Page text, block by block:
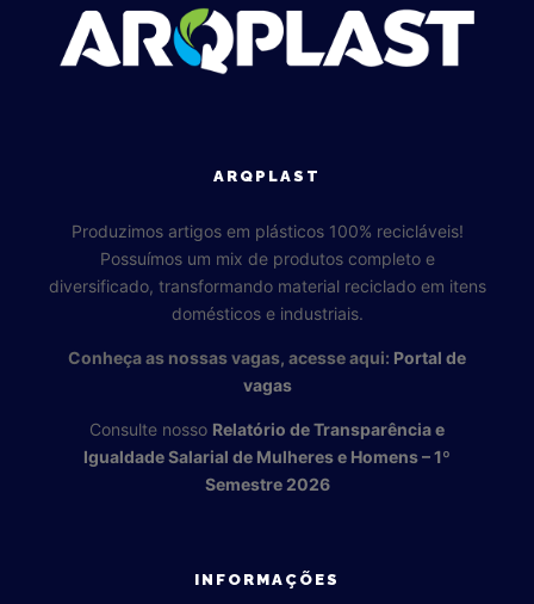
ARQPLAST
Produzimos artigos em plásticos 100% recicláveis!
Possuímos um mix de produtos completo e
diversificado, transformando material reciclado em itens
domésticos e industriais.
Conheça as nossas vagas, acesse aqui: Portal de
vagas
Consulte nosso Relatório de Transparência e
Igualdade Salarial de Mulheres e Homens – 1º
Semestre 2026
INFORMAÇÕES